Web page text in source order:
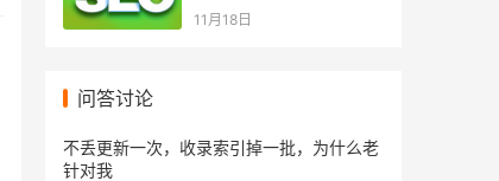
11月18日
问答讨论
不丢更新一次，收录索引掉一批，为什么老
针对我